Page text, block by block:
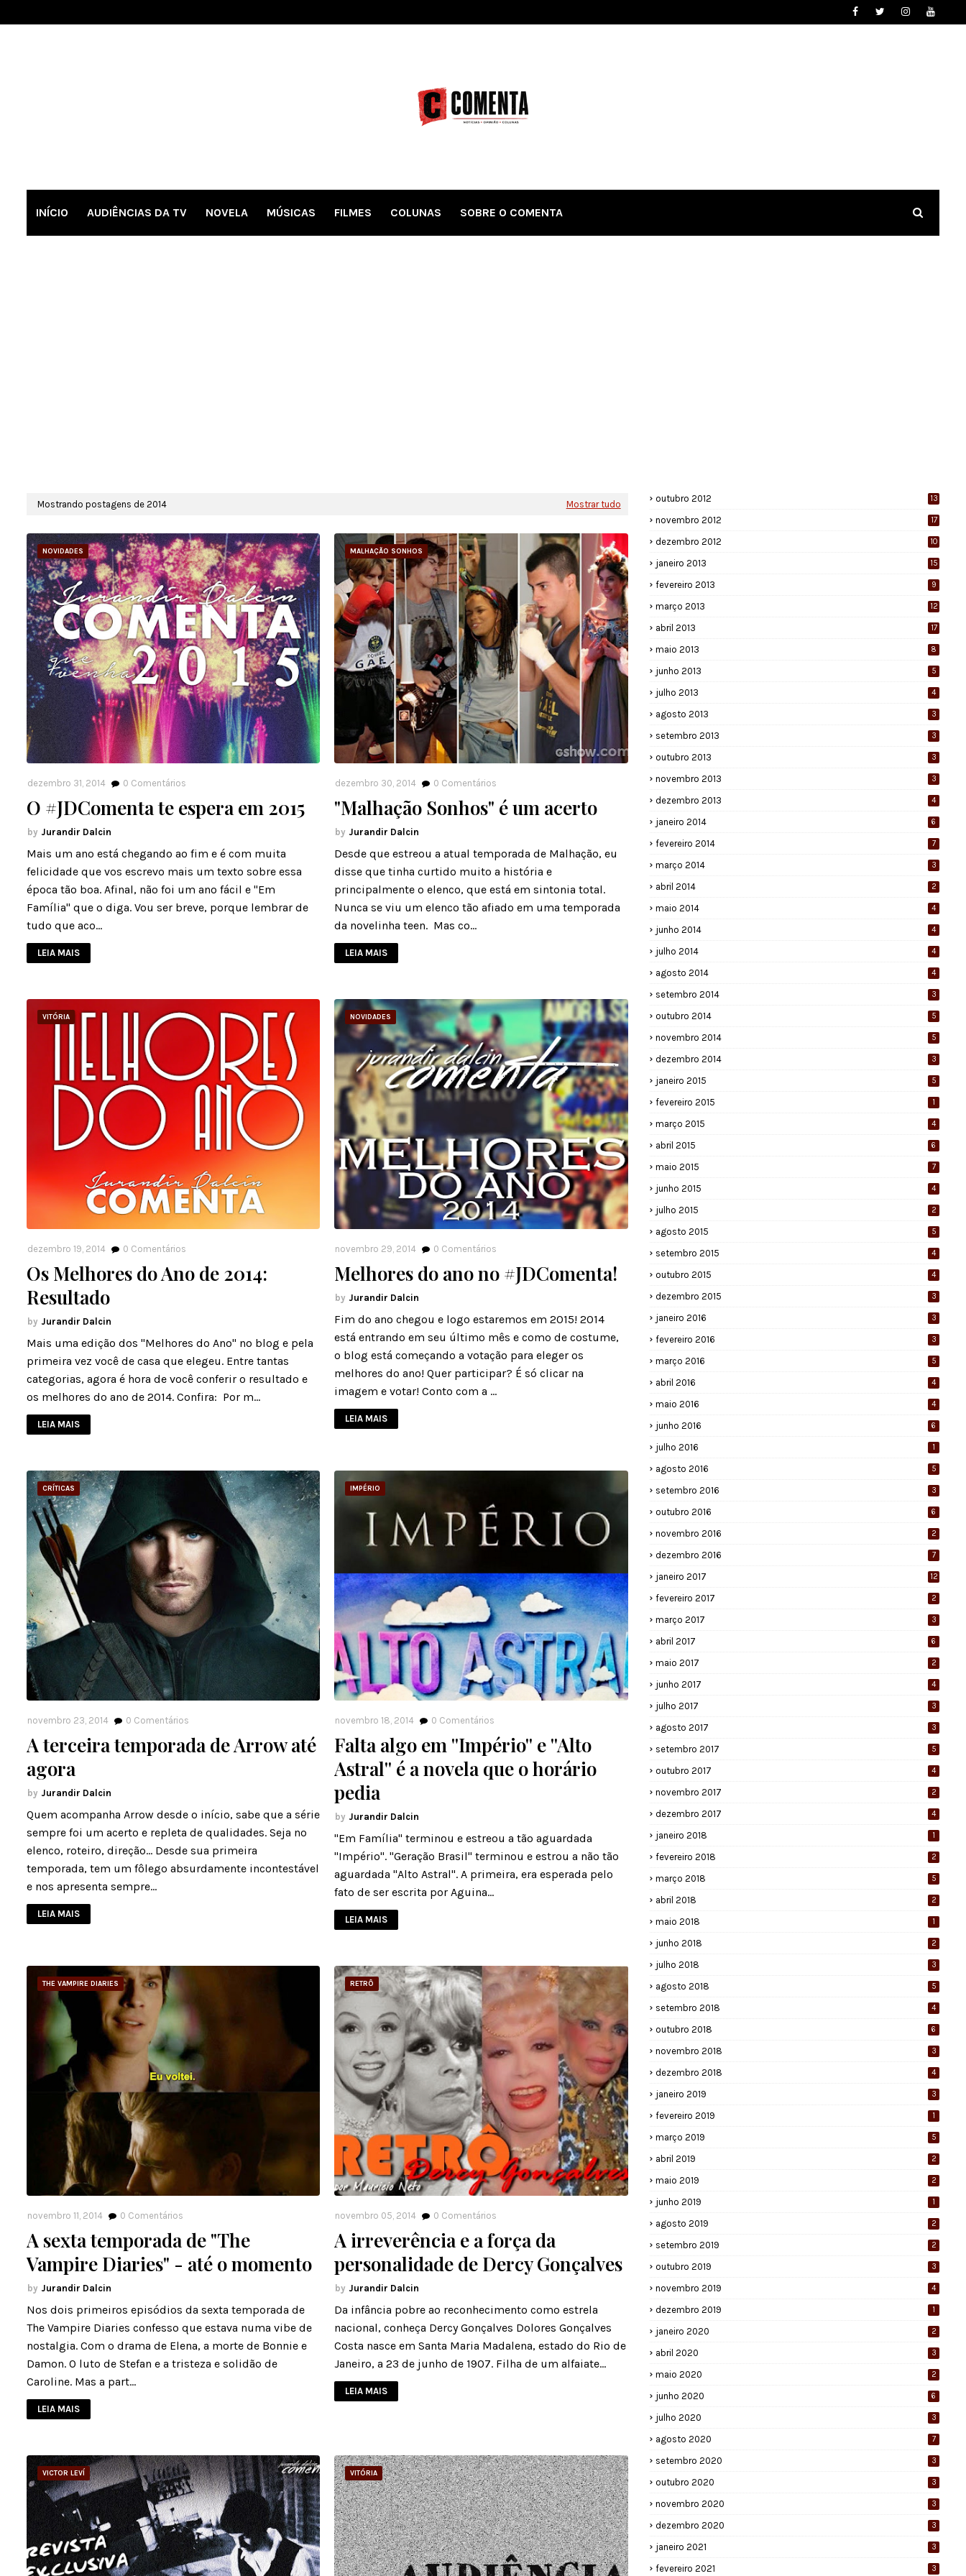
INÍCIO AUDIÊNCIAS DA TV NOVELA MÚSICAS FILMES COLUNAS SOBRE O COMENTA
Mostrando postagens de 2014 Mostrar tudo
NOVIDADES
dezembro 31, 2014 0 Comentários
O #JDComenta te espera em 2015
Jurandir Dalcin
Mais um ano está chegando ao fim e é com muita
felicidade que vos escrevo mais um texto sobre essa
época tão boa. Afinal, não foi um ano fácil e "Em
Família" que o diga. Vou ser breve, porque lembrar de
tudo que aco…
LEIA MAIS
MALHAÇÃO SONHOS
dezembro 30, 2014 0 Comentários
"Malhação Sonhos" é um acerto
Jurandir Dalcin
Desde que estreou a atual temporada de Malhação, eu
disse que tinha curtido muito a história e
principalmente o elenco, que está em sintonia total.
Nunca se viu um elenco tão afiado em uma temporada
da novelinha teen. Mas co…
LEIA MAIS
VITÓRIA
dezembro 19, 2014 0 Comentários
Os Melhores do Ano de 2014:
Resultado
Jurandir Dalcin
Mais uma edição dos "Melhores do Ano" no blog e pela
primeira vez você de casa que elegeu. Entre tantas
categorias, agora é hora de você conferir o resultado e
os melhores do ano de 2014. Confira: Por m…
LEIA MAIS
NOVIDADES
novembro 29, 2014 0 Comentários
Melhores do ano no #JDComenta!
Jurandir Dalcin
Fim do ano chegou e logo estaremos em 2015! 2014
está entrando em seu último mês e como de costume,
o blog está começando a votação para eleger os
melhores do ano! Quer participar? É só clicar na
imagem e votar! Conto com a …
LEIA MAIS
CRÍTICAS
novembro 23, 2014 0 Comentários
A terceira temporada de Arrow até
agora
Jurandir Dalcin
Quem acompanha Arrow desde o início, sabe que a série
sempre foi um acerto e repleta de qualidades. Seja no
elenco, roteiro, direção... Desde sua primeira
temporada, tem um fôlego absurdamente incontestável
e nos apresenta sempre…
LEIA MAIS
IMPÉRIO
novembro 18, 2014 0 Comentários
Falta algo em ''Império'' e ''Alto
Astral'' é a novela que o horário
pedia
Jurandir Dalcin
"Em Família" terminou e estreou a tão aguardada
"Império". "Geração Brasil" terminou e estrou a não tão
aguardada "Alto Astral". A primeira, era esperada pelo
fato de ser escrita por Aguina…
LEIA MAIS
THE VAMPIRE DIARIES
novembro 11, 2014 0 Comentários
A sexta temporada de "The
Vampire Diaries" - até o momento
Jurandir Dalcin
Nos dois primeiros episódios da sexta temporada de
The Vampire Diaries confesso que estava numa vibe de
nostalgia. Com o drama de Elena, a morte de Bonnie e
Damon. O luto de Stefan e a tristeza e solidão de
Caroline. Mas a part…
LEIA MAIS
RETRÔ
novembro 05, 2014 0 Comentários
A irreverência e a força da
personalidade de Dercy Gonçalves
Jurandir Dalcin
Da infância pobre ao reconhecimento como estrela
nacional, conheça Dercy Gonçalves Dolores Gonçalves
Costa nasce em Santa Maria Madalena, estado do Rio de
Janeiro, a 23 de junho de 1907. Filha de um alfaiate…
LEIA MAIS
VICTOR LEVÍ VITÓRIA
outubro 2012 13
novembro 2012 17
dezembro 2012 10
janeiro 2013 15
fevereiro 2013 9
março 2013 12
abril 2013 17
maio 2013 8
junho 2013 5
julho 2013 4
agosto 2013 3
setembro 2013 3
outubro 2013 3
novembro 2013 3
dezembro 2013 4
janeiro 2014 6
fevereiro 2014 7
março 2014 3
abril 2014 2
maio 2014 4
junho 2014 4
julho 2014 4
agosto 2014 4
setembro 2014 3
outubro 2014 5
novembro 2014 5
dezembro 2014 3
janeiro 2015 5
fevereiro 2015 1
março 2015 4
abril 2015 6
maio 2015 7
junho 2015 4
julho 2015 2
agosto 2015 5
setembro 2015 4
outubro 2015 4
dezembro 2015 3
janeiro 2016 3
fevereiro 2016 3
março 2016 5
abril 2016 4
maio 2016 4
junho 2016 6
julho 2016 1
agosto 2016 5
setembro 2016 3
outubro 2016 6
novembro 2016 2
dezembro 2016 7
janeiro 2017 12
fevereiro 2017 2
março 2017 3
abril 2017 6
maio 2017 2
junho 2017 4
julho 2017 3
agosto 2017 3
setembro 2017 5
outubro 2017 4
novembro 2017 2
dezembro 2017 4
janeiro 2018 1
fevereiro 2018 2
março 2018 5
abril 2018 2
maio 2018 1
junho 2018 2
julho 2018 3
agosto 2018 5
setembro 2018 4
outubro 2018 6
novembro 2018 3
dezembro 2018 4
janeiro 2019 3
fevereiro 2019 1
março 2019 5
abril 2019 2
maio 2019 2
junho 2019 1
agosto 2019 2
setembro 2019 2
outubro 2019 3
novembro 2019 4
dezembro 2019 1
janeiro 2020 2
abril 2020 3
maio 2020 2
junho 2020 6
julho 2020 3
agosto 2020 7
setembro 2020 3
outubro 2020 3
novembro 2020 3
dezembro 2020 3
janeiro 2021 3
fevereiro 2021 3